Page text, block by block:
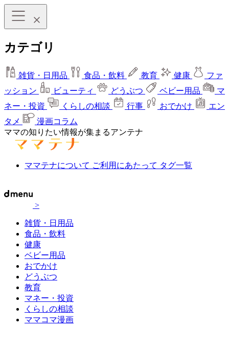
カテゴリ
雑貨・日用品 食品・飲料 教育 健康
ファ
ッション
ビューティ どうぶつ ベビー用品
マ
ネー・投資
くらしの相談 行事 おでかけ
エン
タメ
漫画コラム
ママの知りたい情報が集まるアンテナ
ママテナについて ご利用にあたって タグ一覧
>
雑貨・日用品
食品・飲料
健康
ベビー用品
おでかけ
どうぶつ
教育
マネー・投資
くらしの相談
ママコマ漫画